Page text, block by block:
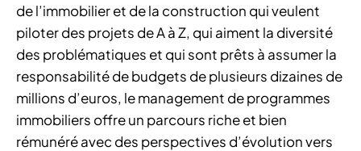
de l’immobilier et de la construction qui veulent
piloter des projets de A à Z, qui aiment la diversité
des problématiques et qui sont prêts à assumer la
responsabilité de budgets de plusieurs dizaines de
millions d’euros, le management de programmes
immobiliers offre un parcours riche et bien
rémunéré avec des perspectives d’évolution vers